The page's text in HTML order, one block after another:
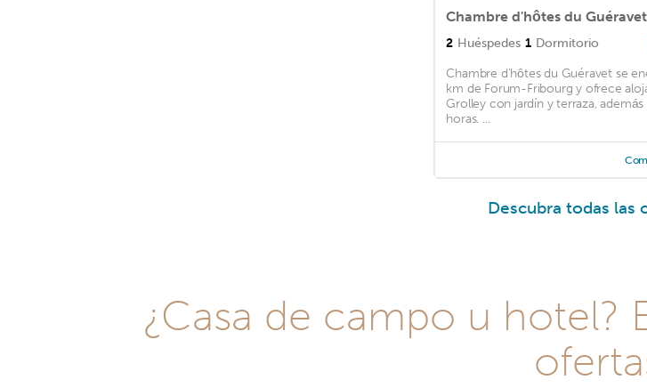
Chambre d'hôtes du Guéravet
2 Huéspedes 1 Dormitorio
Chambre d'hôtes du Guéravet se
km de Forum-Fribourg y ofrece
Grolley con jardín y terraza,
horas. ...
Descubra todas las
¿Casa de campo u hotel?